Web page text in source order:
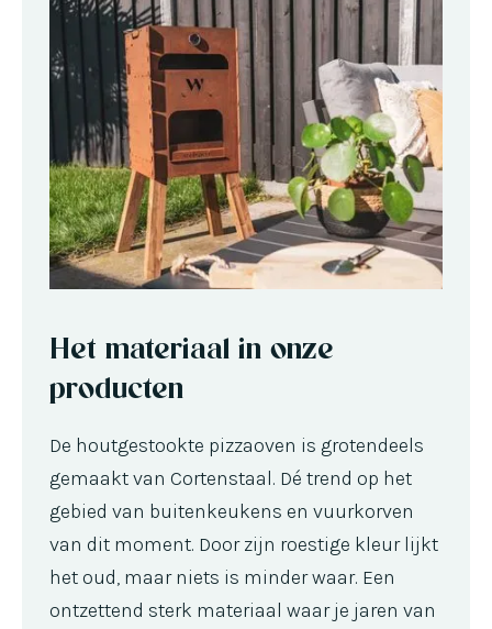
Het materiaal in onze
producten
De houtgestookte pizzaoven is grotendeels
gemaakt van Cortenstaal. Dé trend op het
gebied van buitenkeukens en vuurkorven
van dit moment. Door zijn roestige kleur lijkt
het oud, maar niets is minder waar. Een
ontzettend sterk materiaal waar je jaren van